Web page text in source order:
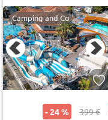
Camping and Co
- 24 % 399 €